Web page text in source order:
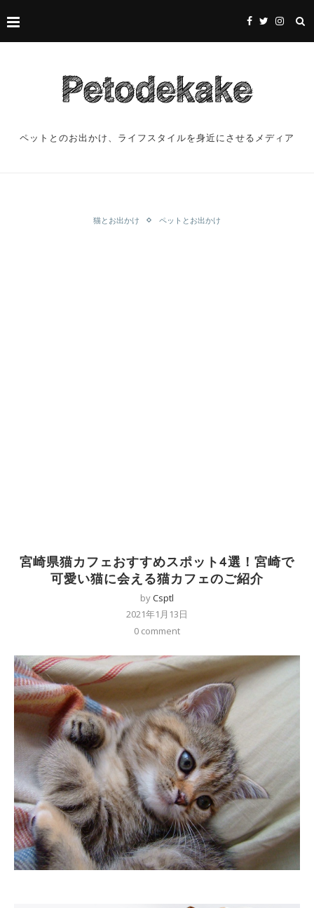
ペットとのお出かけ、ライフスタイルを身近にさせるメディア
猫とお出かけ ペットとお出かけ
宮崎県猫カフェおすすめスポット4選！宮崎で
可愛い猫に会える猫カフェのご紹介
byCsptl
2021年1月13日
0 comment